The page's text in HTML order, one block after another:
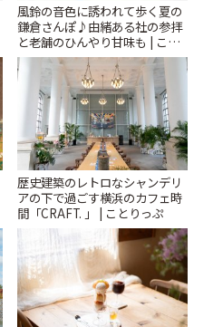
風鈴の音色に誘われて歩く夏の
鎌倉さんぽ♪由緒ある社の参拝
と老舗のひんやり甘味も | こと
りっぷ
歴史建築のレトロなシャンデリ
アの下で過ごす横浜のカフェ時
間「CRAFT. 」 | ことりっぷ